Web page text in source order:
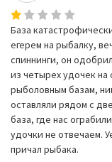
База
егерем на рыбалку,
спиннинги, он
из четырех удочек на
рыболовным базам,
оставляли рядом с
база, где нас
удочки не отвечаем.
причал рыбака.